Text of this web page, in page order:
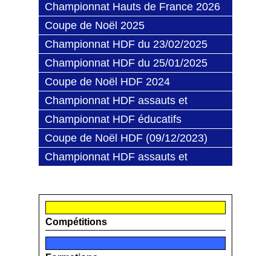
Championnat Hauts de France 2026
Coupe de Noël 2025
Championnat HDF du 23/02/2025
Championnat HDF du 25/01/2025
Coupe de Noël HDF 2024
Championnat HDF assauts et
combats (06/04/2024)
Championnat HDF éducatifs
(09/03/2024)
Coupe de Noël HDF (09/12/2023)
Championnat HDF assauts et
Compétitions